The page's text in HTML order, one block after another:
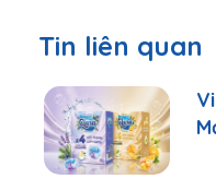
Tin liên quan